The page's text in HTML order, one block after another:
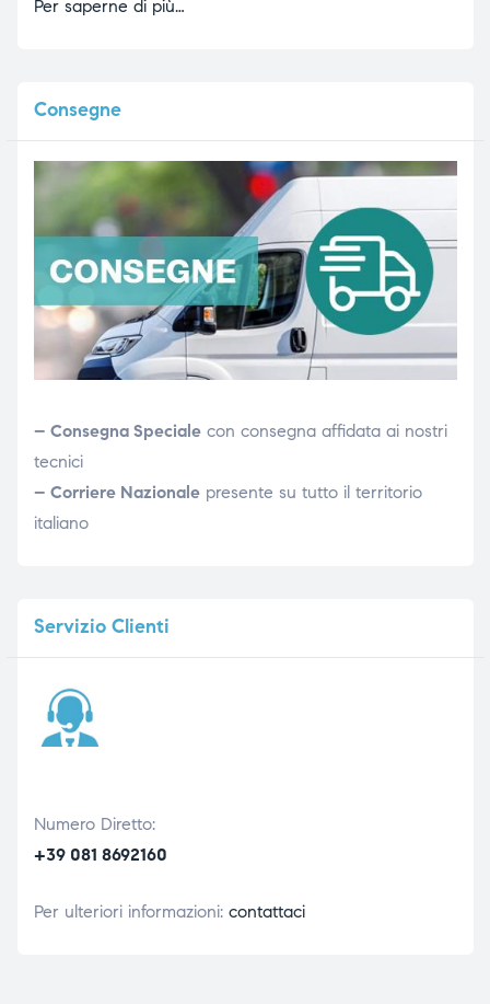
Per saperne di più…
Consegne
– Consegna Specialecon consegna affidata ai nostri
tecnici
– Corriere Nazionalepresente su tutto il territorio
italiano
ServizioClienti
Numero Diretto:
+39 081 8692160
Per ulteriori informazioni: contattaci